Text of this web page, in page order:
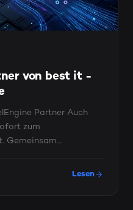
von best it -
Partner Auch
zum
Gemeinsam
Lesen